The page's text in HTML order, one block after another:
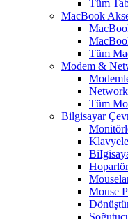
Tüm
MacBook
Tüm
Modem &
Tüm
Bilgisayar
Mouse